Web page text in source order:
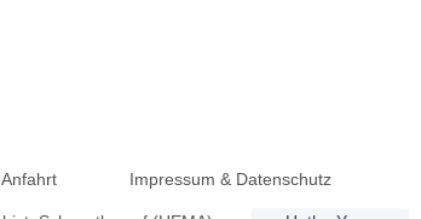
Anfahrt Impressum & Datenschutz